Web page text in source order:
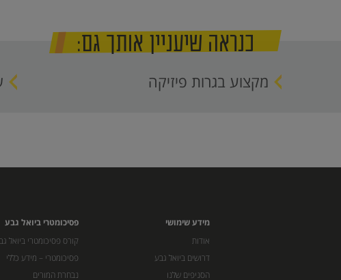
כנראה שיעניין אותך גם:
מקצוע בגרות פיזיקה
מידע שימושי
אודות
דרושים ביואל גבע
הסניפים שלנו
פסיכומטרי ביואל גבע
קורס פסיכומטרי ביואל
פסיכומטרי – מידע כללי
נבחרת המורים